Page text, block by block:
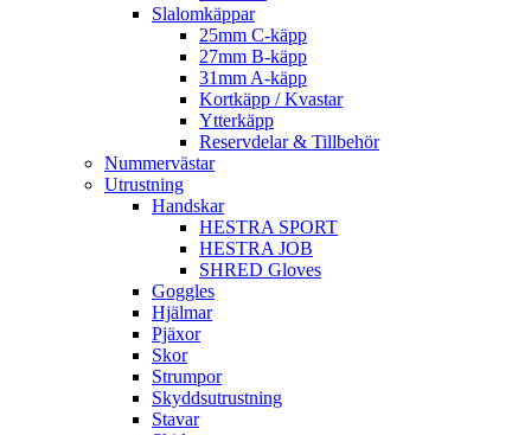
Slalomkäppar
25mm C-käpp
27mm B-käpp
31mm A-käpp
Kortkäpp / Kvastar
Ytterkäpp
Reservdelar & Tillbehör
Nummervästar
Utrustning
Handskar
HESTRA SPORT
HESTRA JOB
SHRED Gloves
Goggles
Hjälmar
Pjäxor
Skor
Strumpor
Skyddsutrustning
Stavar